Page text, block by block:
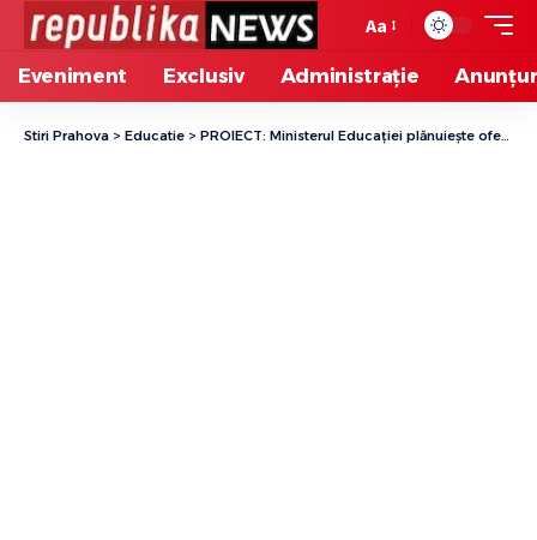
Aa
Eveniment Exclusiv Administrație
Stiri Prahova > Educatie > PROIECT: Ministerul Educației plănuiește oferirea unor burse de cel puțin 700 de lei pe lună pentru mamele minore